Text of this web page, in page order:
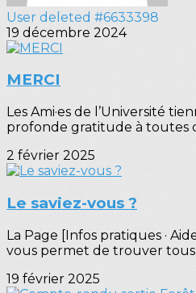
User deleted #6633398
19 décembre 2024
MERCI
Les Ami·es de l’Université
profonde gratitude à toutes
2 février 2025
Le saviez-vous ?
La Page [Infos pratiques ·
vous permet de trouver tous
19 février 2025